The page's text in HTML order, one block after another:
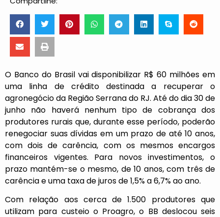
O Banco do Brasil vai disponibilizar R$ 60 milhões em
uma linha de crédito destinada a recuperar o
agronegócio da Região Serrana do RJ. Até do dia 30 de
junho não haverá nenhum tipo de cobrança dos
produtores rurais que, durante esse período, poderão
renegociar suas dívidas em um prazo de até 10 anos,
com dois de carência, com os mesmos encargos
financeiros vigentes. Para novos investimentos, o
prazo mantém-se o mesmo, de 10 anos, com três de
carência e uma taxa de juros de 1,5% a 6,7% ao ano.
Com relação aos cerca de 1.500 produtores que
utilizam para custeio o Proagro, o BB deslocou seis